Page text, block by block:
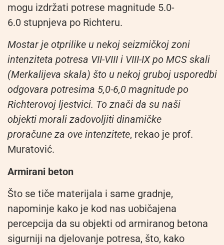
mogu izdržati potrese magnitude 5.0-
6.0 stupnjeva po Richteru.
Mostar je otprilike u nekoj seizmičkoj zoni
intenziteta potresa VII-VIII i VIII-IX po MCS skali
(Merkalijeva skala) što u nekoj gruboj usporedbi
odgovara potresima 5,0-6,0 magnitude po
Richterovoj ljestvici. To znači da su naši
objekti morali zadovoljiti dinamičke
proračune za ove intenzitete, rekao je prof.
Muratović.
Armirani beton
Što se tiče materijala i same gradnje,
napominje kako je kod nas uobičajena
percepcija da su objekti od armiranog betona
sigurniji na djelovanje potresa, što, kako